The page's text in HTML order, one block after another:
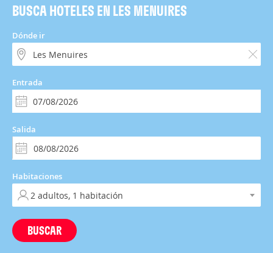
BUSCA HOTELES EN LES MENUIRES
Dónde ir
Entrada
Salida
Habitaciones
BUSCAR